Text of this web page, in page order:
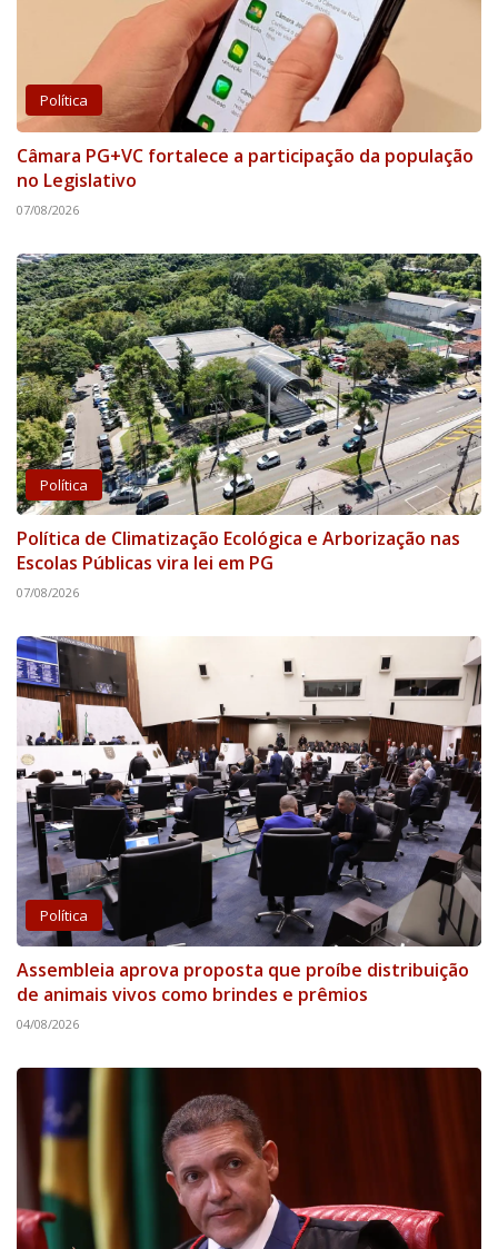
Política
Câmara PG+VC fortalece a participação da população
no Legislativo
07/08/2026
Política
Política de Climatização Ecológica e Arborização nas
Escolas Públicas vira lei em PG
07/08/2026
Política
Assembleia aprova proposta que proíbe distribuição
de animais vivos como brindes e prêmios
04/08/2026